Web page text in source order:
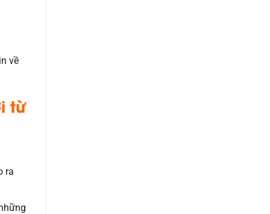
về
từ
ra